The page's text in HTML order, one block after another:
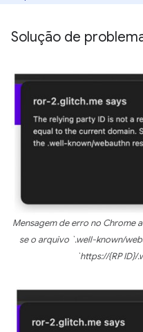
Solução de
Mensagem de erro no Chrome
se o arquivo `.well-known/
`https://{RP